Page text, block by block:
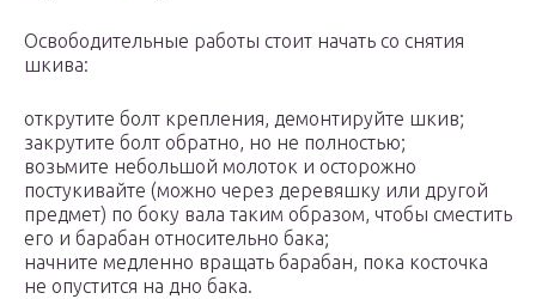
Освободительные работы стоит начать со снятия
шкива:
открутите болт крепления, демонтируйте шкив;
закрутите болт обратно, но не полностью;
возьмите небольшой молоток и осторожно
постукивайте (можно через деревяшку или другой
предмет) по боку вала таким образом, чтобы сместить
его и барабан относительно бака;
начните медленно вращать барабан, пока косточка
не опустится на дно бака.